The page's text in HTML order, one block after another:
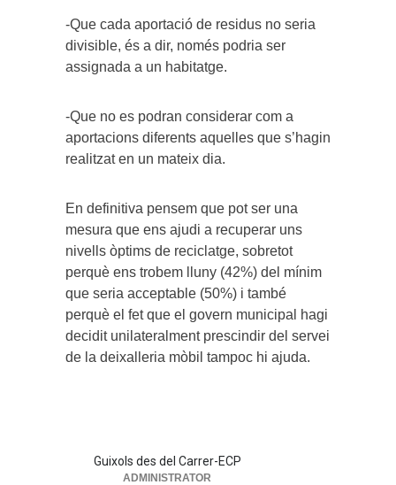
-Que cada aportació de residus no seria
divisible, és a dir, només podria ser
assignada a un habitatge.
-Que no es podran considerar com a
aportacions diferents aquelles que s’hagin
realitzat en un mateix dia.
En definitiva pensem que pot ser una
mesura que ens ajudi a recuperar uns
nivells òptims de reciclatge, sobretot
perquè ens trobem lluny (42%) del mínim
que seria acceptable (50%) i també
perquè el fet que el govern municipal hagi
decidit unilateralment prescindir del servei
de la deixalleria mòbil tampoc hi ajuda.
Guixols des del Carrer-ECP
ADMINISTRATOR